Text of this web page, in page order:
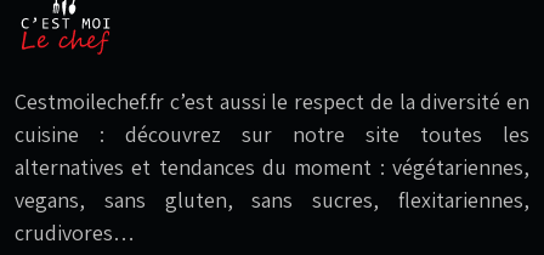
Cestmoilechef.fr c’est aussi le respect de la diversité en
cuisine : découvrez sur notre site toutes les
alternatives et tendances du moment : végétariennes,
vegans, sans gluten, sans sucres, flexitariennes,
crudivores…